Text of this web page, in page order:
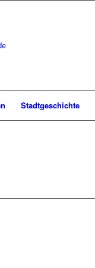
Stadtgeschichte